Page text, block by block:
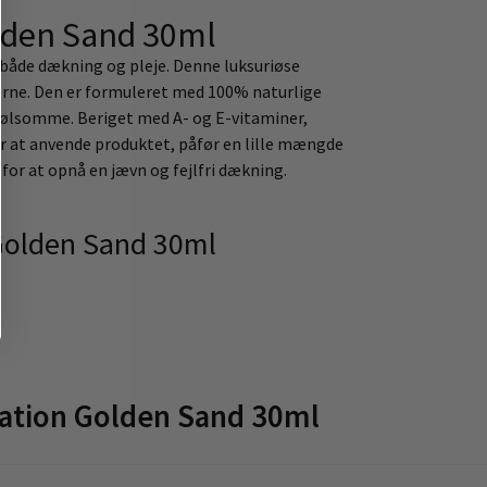
Sand 30ml
dækning og pleje. Denne luksuriøse
Den er formuleret med 100% naturlige
Beriget med A- og E-vitaminer,
at anvende produktet, påfør en lille mængde
for at opnå en jævn og fejlfri dækning.
Sand 30ml
Golden Sand 30ml